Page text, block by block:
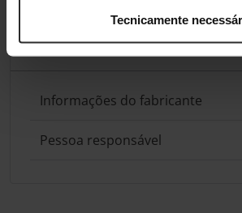
Tecnicamente
Conformidade
Informações do fabricante
Pessoa responsável